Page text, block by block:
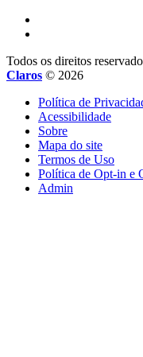
Todos os direitos
Claros © 2026
Política de
Acessibilidade
Sobre
Mapa do site
Termos de Uso
Política de Opt-in e
Admin